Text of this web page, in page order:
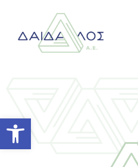
Ανοίξτε τη γραμμή εργαλείων